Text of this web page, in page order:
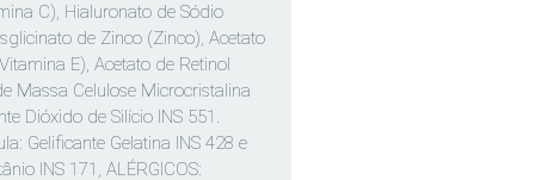
C), Hialuronato de Sódio
de Zinco (Zinco), Acetato
E), Acetato de Retinol
Massa Celulose Microcristalina
Dióxido de Silício INS 551.
Gelificante Gelatina INS 428 e
INS 171, ALÉRGICOS: